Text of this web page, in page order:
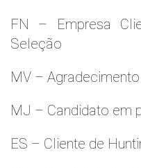
FN – Empresa
Seleção
MV –
MJ – Candidato em
ES – Cliente de